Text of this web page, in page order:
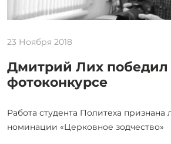
23 Ноября 2018
Дмитрий Лих
фотоконкурсе
Работа студента Политеха признана
номинации «Церковное зодчество»